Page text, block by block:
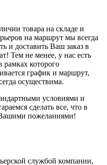
товара на складе и
на маршрут мы всегда
и доставить Ваш заказ в
Тем не менее, у нас есть
рамках которого
график и маршрут,
осуществима.
условиями и
сделать все, что в
пожеланиями!
службой компании,